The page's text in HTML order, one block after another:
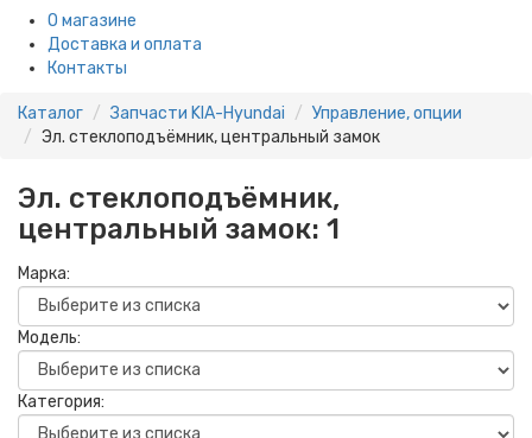
О магазине
Доставка и оплата
Контакты
Каталог Запчасти KIA-Hyundai
Управление, опции
Эл. стеклоподъёмник, центральный замок
Эл. стеклоподъёмник,
центральный замок: 1
Марка:
Модель:
Категория: